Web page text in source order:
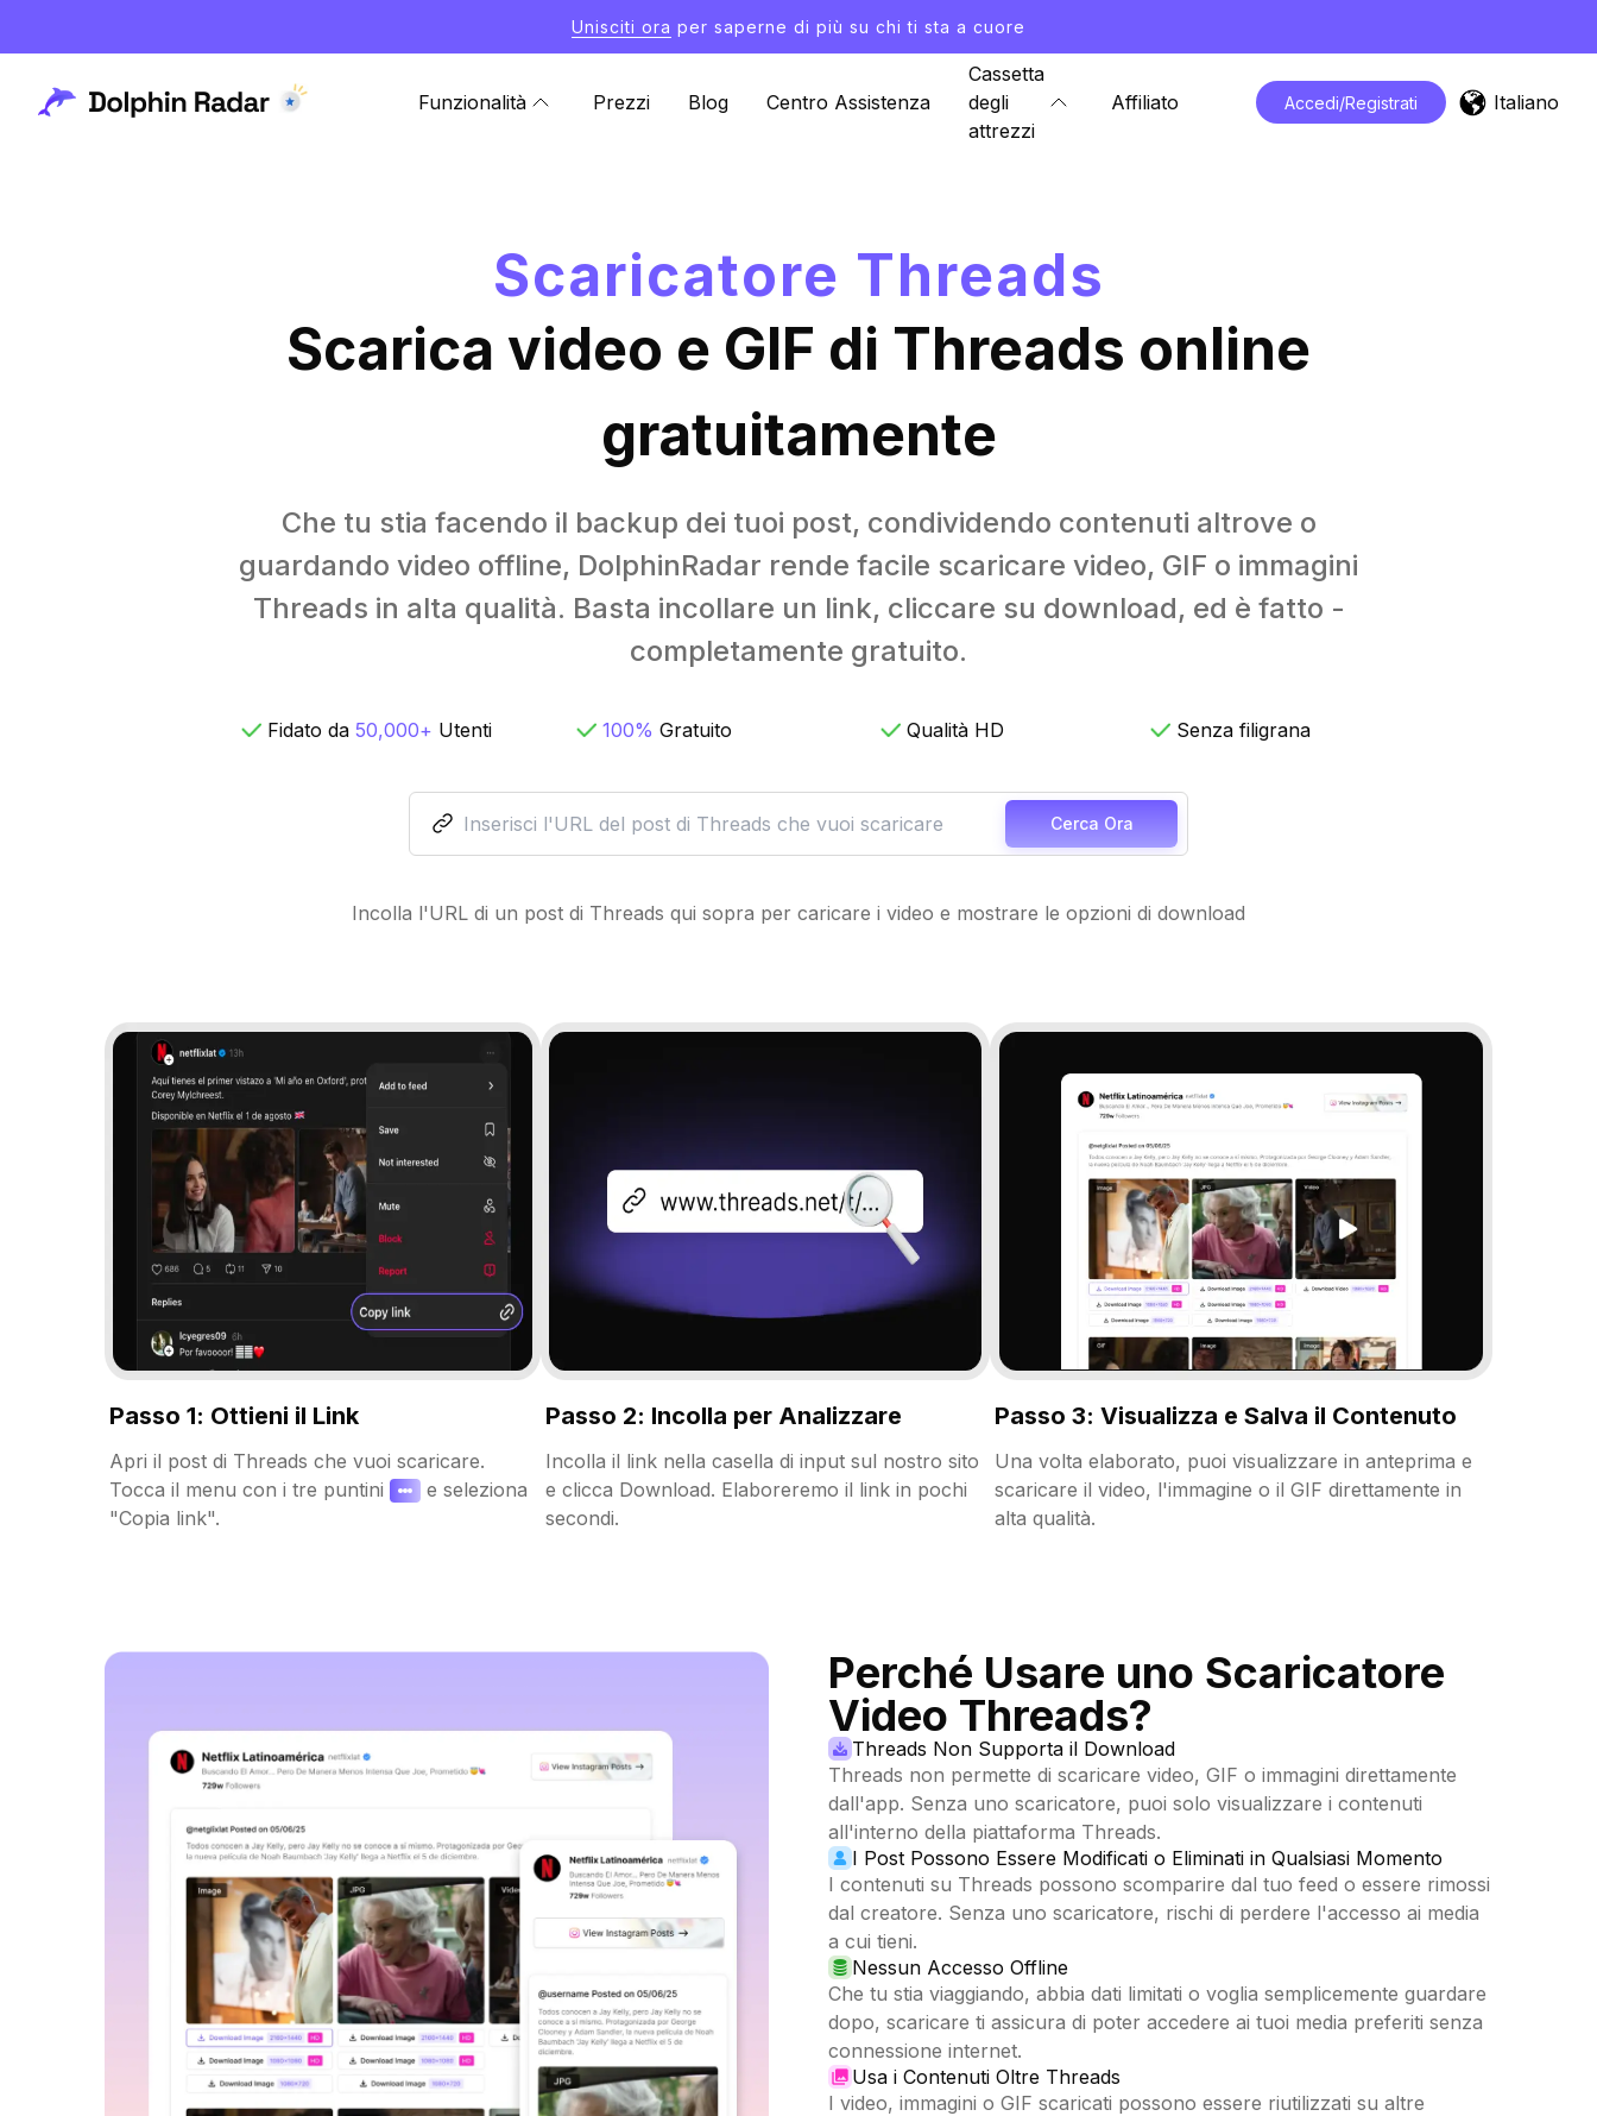
Unisciti ora per saperne di più su chi ti sta a cuore
Funzionalità Prezzi Blog Centro Assistenza
Cassetta
degli
attrezzi
Affiliato Accedi/Registrati Italiano
Scaricatore Threads
Scarica video e GIF di Threads online
gratuitamente
Che tu stia facendo il backup dei tuoi post, condividendo contenuti altrove o
guardando video offline, DolphinRadar rende facile scaricare video, GIF o immagini
Threads in alta qualità. Basta incollare un link, cliccare su download, ed è fatto -
completamente gratuito.
Fidato da 50,000+ Utenti 100% Gratuito Qualità HD Senza filigrana
Cerca Ora
Incolla l'URL di un post di Threads qui sopra per caricare i video e mostrare le opzioni di download
Passo 1: Ottieni il Link
Apri il post di Threads che vuoi scaricare.
Tocca il menu con i tre puntini
e seleziona
"Copia link".
Passo 2: Incolla per Analizzare
Incolla il link nella casella di input sul nostro sito
e clicca Download. Elaboreremo il link in pochi
secondi.
Passo 3: Visualizza e Salva il Contenuto
Una volta elaborato, puoi visualizzare in anteprima e
scaricare il video, l'immagine o il GIF direttamente in
alta qualità.
Perché Usare uno Scaricatore
Video Threads?
Threads Non Supporta il Download
Threads non permette di scaricare video, GIF o immagini direttamente
dall'app. Senza uno scaricatore, puoi solo visualizzare i contenuti
all'interno della piattaforma Threads.
I Post Possono Essere Modificati o Eliminati in Qualsiasi Momento
I contenuti su Threads possono scomparire dal tuo feed o essere rimossi
dal creatore. Senza uno scaricatore, rischi di perdere l'accesso ai media
a cui tieni.
Nessun Accesso Offline
Che tu stia viaggiando, abbia dati limitati o voglia semplicemente guardare
dopo, scaricare ti assicura di poter accedere ai tuoi media preferiti senza
connessione internet.
Usa i Contenuti Oltre Threads
I video, immagini o GIF scaricati possono essere riutilizzati su altre